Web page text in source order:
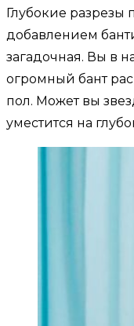
Глубокие разрезы
добавлением
загадочная. Вы в
огромный бант
пол. Может вы
уместится на